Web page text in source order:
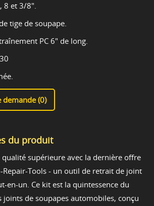
8 et 3/8".
tige de soupape.
PC 6" de long.
(0)
du produit
qualité supérieure avec la dernière offre
Repair-Tools - un outil de retrait de joint
en-un. Ce kit est la quintessence du
joints de soupapes automobiles, conçu